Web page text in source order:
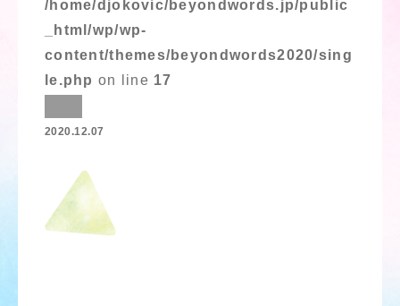
/home/djokovic/beyondwords.jp/public
_html/wp/wp-
content/themes/beyondwords2020/sing
le.php on line 17
2020.12.07